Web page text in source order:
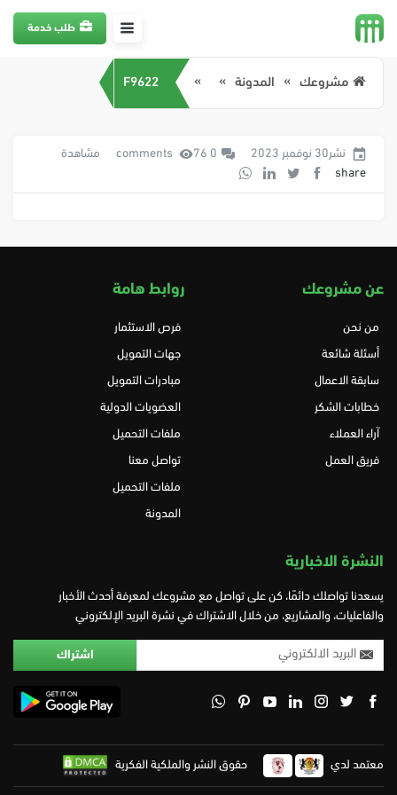
طلب خدمة
مشروعك المدونة F9622
نشر30 نوفمبر 2023 0 comments 76 مشاهدة
share
عن مشروعك
من نحن
أسئلة شائعة
سابقة الاعمال
خطابات الشكر
آراء العملاء
فريق العمل
روابط هامة
فرص الاستثمار
جهات التمويل
مبادرات التمويل
العضويات الدولية
ملفات التحميل
تواصل معنا
ملفات التحميل
المدونة
النشرة الاخبارية
يسعدنا تواصلك دائمًا، كن على تواصل مع مشروعك لمعرفة أحدث الأخبار
والفاعليات، والمشاريع، من خلال الاشتراك في نشرة البريد الإلكتروني
معتمد لدي حقوق النشر والملكية الفكرية